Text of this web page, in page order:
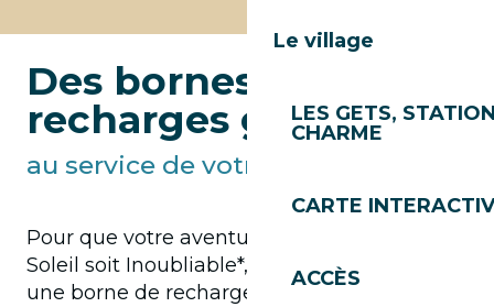
Le village
LES GETS,
CHARME
CARTE
ACCÈS
Des bornes de
recharges gratuites
au service de votre exploration
Pour que votre aventure dans les Portes du
Soleil soit Inoubliable*, la station a déployé
une borne de recharge sur la crête